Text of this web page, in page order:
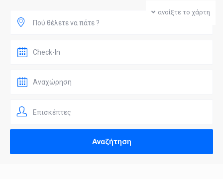
ανοίξτε το χάρτη
Πού θέλετε να πάτε ?
Επισκέπτες